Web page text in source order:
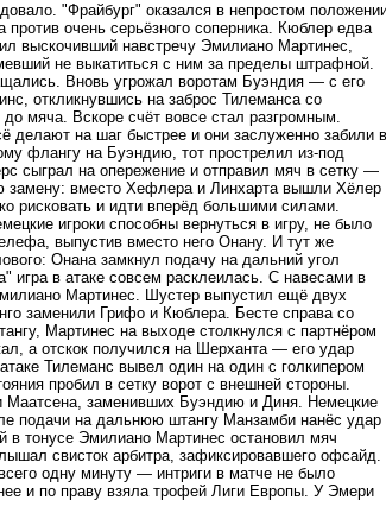
"Фрайбург" оказался в непростом
очень серьёзного соперника. Кюблер едва
выскочивший навстречу Эмилиано Мартинес,
не выкатиться с ним за пределы штрафной.
Вновь угрожал воротам Буэндия — с его
откликнувшись на заброс Тилеманса со
мяча. Вскоре счёт вовсе стал разгромным.
делают на шаг быстрее и они заслуженно забили в
флангу на Буэндию, тот прострелил из-под
сыграл на опережение и отправил мяч в сетку —
замену: вместо Хефлера и Линхарта вышли Хёлер
рисковать и идти вперёд большими силами.
игроки способны вернуться в игру, не было
выпустив вместо него Онану. И тут же
Онана замкнул подачу на дальний угол
игра в атаке совсем расклеилась. С навесами в
Мартинес. Шустер выпустил ещё двух
заменили Грифо и Кюблера. Бесте справа со
Мартинес на выходе столкнулся с партнёром
а отскок получился на Шерханта — его удар
Тилеманс вывел один на один с голкипером
пробил в сетку ворот с внешней стороны.
Маатсена, заменивших Буэндию и Диня. Немецкие
подачи на дальнюю штангу Манзамби нанёс удар
тонусе Эмилиано Мартинес остановил мяч
свисток арбитра, зафиксировавшего офсайд.
одну минуту — интриги в матче не было
и по праву взяла трофей Лиги Европы. У Эмери